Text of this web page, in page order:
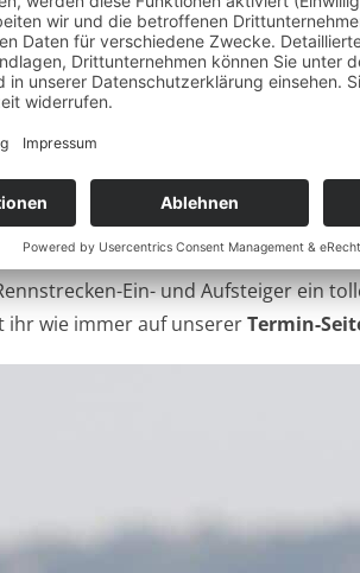
Grip. Foto: René Unger
unter Dach und Fach sind,
April-Termin in Calafat sein,
Ein- und Aufsteiger ein
ihr wie immer auf unsererTermin-